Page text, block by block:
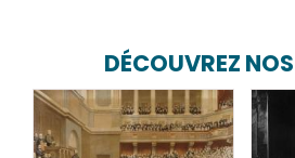
DÉCOUVREZ